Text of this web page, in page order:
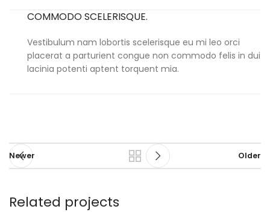
COMMODO SCELERISQUE.
Vestibulum nam lobortis scelerisque eu mi leo orci
placerat a parturient congue non commodo felis in dui
lacinia potenti aptent torquent mia.
Newer Older
Related projects